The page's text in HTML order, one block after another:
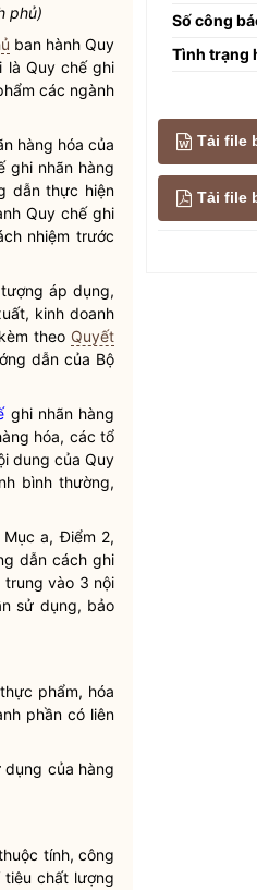
phủ)
ban hànhQuy
là Quy chếghi
các ngành
hàng hóa của
ghi nhãn hàng
dẫn thực hiện
Quy chếghi
nhiệm trước
áp dụng,
kinh doanh
theo Quyết
dẫn của Bộ
ghi nhãn hàng
hóa, các tổ
dung của Quy
bình thường,
a, Điểm 2,
dẫn cách ghi
trung vào 3 nội
sử dụng, bảo
phẩm, hóa
phần có liên
của hàng
tính, công
chất lượng
Số công
Tình trạng
Tải file
Tải file